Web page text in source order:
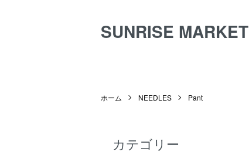
SUNRISE MARKET
ホーム NEEDLES Pant
カテゴリー